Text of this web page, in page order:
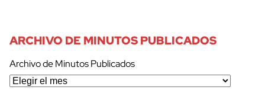
ARCHIVO DE MINUTOS PUBLICADOS
Archivo de Minutos Publicados